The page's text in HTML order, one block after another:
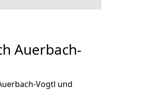
Auerbach-
Vogtl und